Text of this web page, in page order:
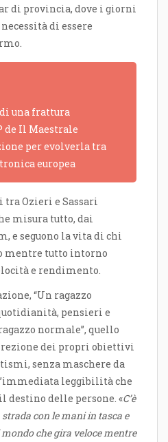
di provincia, dove i giorni
di essere
una frattura
de Il Maestrale
per evolverla tra
europea
Ozieri e Sassari
misura tutto, dai
e seguono la vita di chi
mentre tutto intorno
e rendimento.
“Un ragazzo
pensieri e
normale”, quello
dei propri obiettivi
senza maschere da
leggibilità che
destino delle persone. «C’è
con le mani in tasca e
che gira veloce mentre